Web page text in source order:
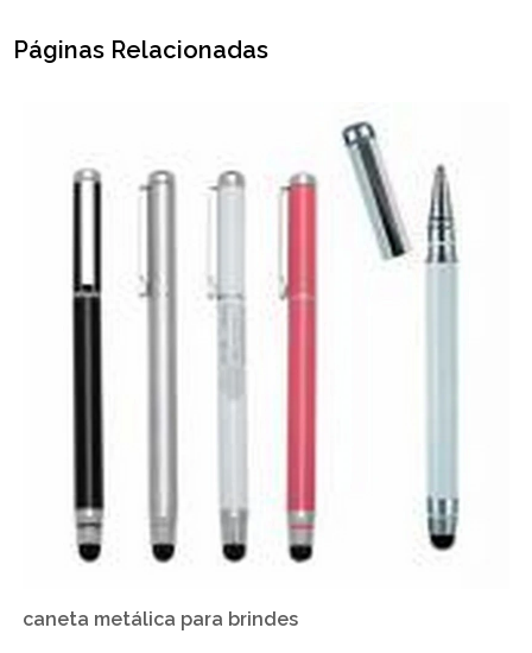
Páginas Relacionadas
caneta metálica para brindes